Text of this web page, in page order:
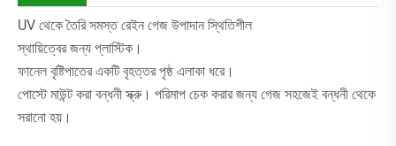
UV থেকে তৈরি সমস্ত রেইন গেজ উপাদান স্থিতিশীল
স্থায়িত্বের জন্য প্লাস্টিক।
ফানেল বৃষ্টিপাতের একটি বৃহত্তর পৃষ্ঠ এলাকা ধরে।
পোস্টে মাউন্ট করা বন্ধনী স্ক্রু। পরিমাপ চেক করার জন্য গেজ সহজেই বন্ধনী থেকে
সরানো হয়।